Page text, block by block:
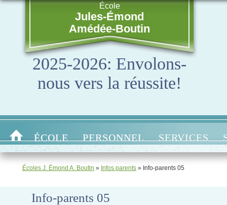
École
Jules-Émond
Amédée-Boutin
2025-2026: Envolons-
nous vers la réussite!
ÉCOLE PERSONNEL SERVICES
Écoles J. Émond A. Boutin » Infos parents » Info-parents 05
Info-parents 05